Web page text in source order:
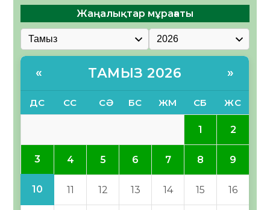
Жаңалықтар мұрағаты
« ТАМЫЗ 2026 »
ДС СС СӘ БС ЖМ СБ ЖС
1 2
3 4 5 6 7 8 9
10 11 12 13 14 15 16